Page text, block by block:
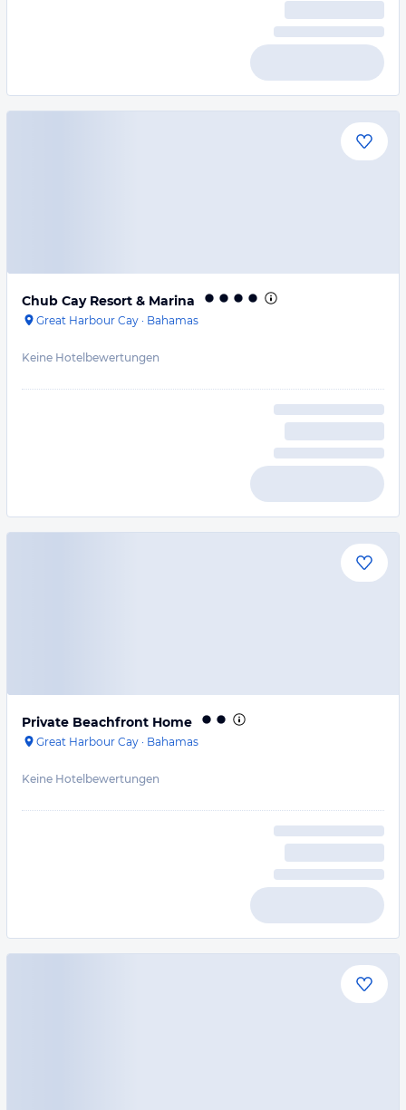
Chub Cay Resort & Marina
Great Harbour Cay · Bahamas
Keine Hotelbewertungen
Private Beachfront Home
Great Harbour Cay · Bahamas
Keine Hotelbewertungen